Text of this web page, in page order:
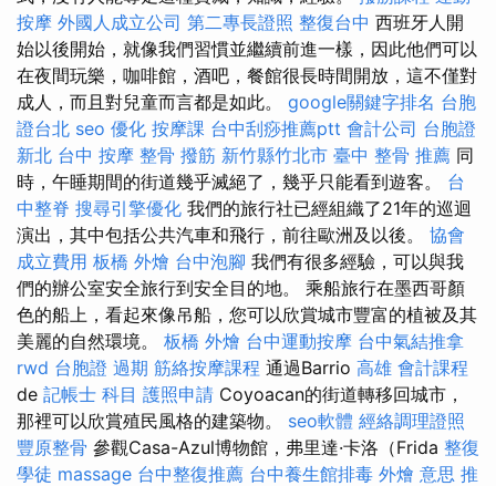
按摩 外國人成立公司 第二專長證照 整復台中 西班牙人開
始以後開始，就像我們習慣並繼續前進一樣，因此他們可以
在夜間玩樂，咖啡館，酒吧，餐館很長時間開放，這不僅對
成人，而且對兒童而言都是如此。 google關鍵字排名 台胞
證台北 seo 優化 按摩課 台中刮痧推薦ptt 會計公司 台胞證
新北 台中 按摩 整骨 撥筋 新竹縣竹北市 臺中 整骨 推薦 同
時，午睡期間的街道幾乎滅絕了，幾乎只能看到遊客。 台
中整脊 搜尋引擎優化 我們的旅行社已經組織了21年的巡迴
演出，其中包括公共汽車和飛行，前往歐洲及以後。 協會
成立費用 板橋 外燴 台中泡腳 我們有很多經驗，可以與我
們的辦公室安全旅行到安全目的地。 乘船旅行在墨西哥顏
色的船上，看起來像吊船，您可以欣賞城市豐富的植被及其
美麗的自然環境。 板橋 外燴 台中運動按摩 台中氣結推拿
rwd 台胞證 過期 筋絡按摩課程 通過Barrio 高雄 會計課程
de 記帳士 科目 護照申請 Coyoacan的街道轉移回城市，
那裡可以欣賞殖民風格的建築物。 seo軟體 經絡調理證照
豐原整骨 參觀Casa-Azul博物館，弗里達·卡洛（Frida 整復
學徒 massage 台中整復推薦 台中養生館排毒 外燴 意思 推